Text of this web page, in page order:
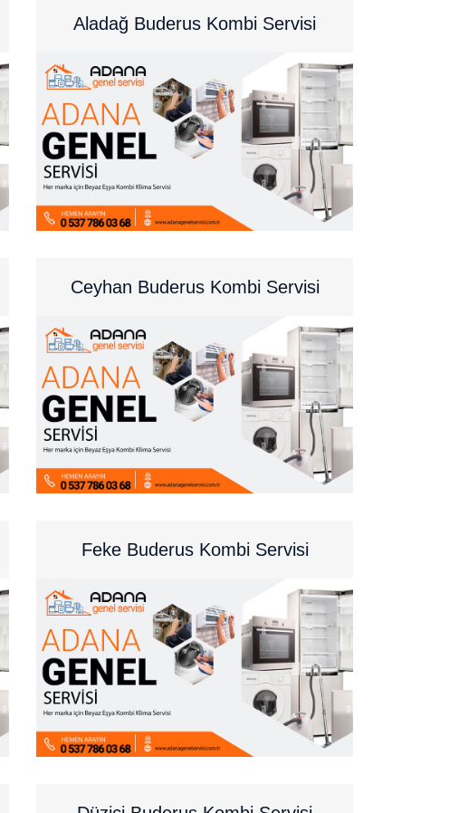
Aladağ Buderus Kombi Servisi
Ceyhan Buderus Kombi Servisi
Feke Buderus Kombi Servisi